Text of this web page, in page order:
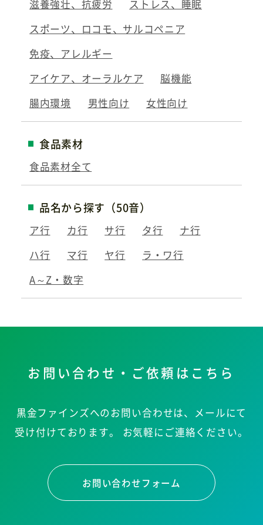
滋養強壮、抗疲労
ストレス、睡眠
スポーツ、ロコモ、サルコペニア
免疫、アレルギー
アイケア、オーラルケア
脳機能
腸内環境
男性向け 女性向け
食品素材
食品素材全て
品名から探す（50音）
ア行 カ行 サ行 タ行
ナ行
ハ行
マ行 ヤ行
ラ・ワ行
A～Z・数字
お問い合わせ・ご依頼はこちら
黒金ファインズへのお問い合わせは、メールにて
受け付けております。
お気軽にご連絡ください。
お問い合わせフォーム